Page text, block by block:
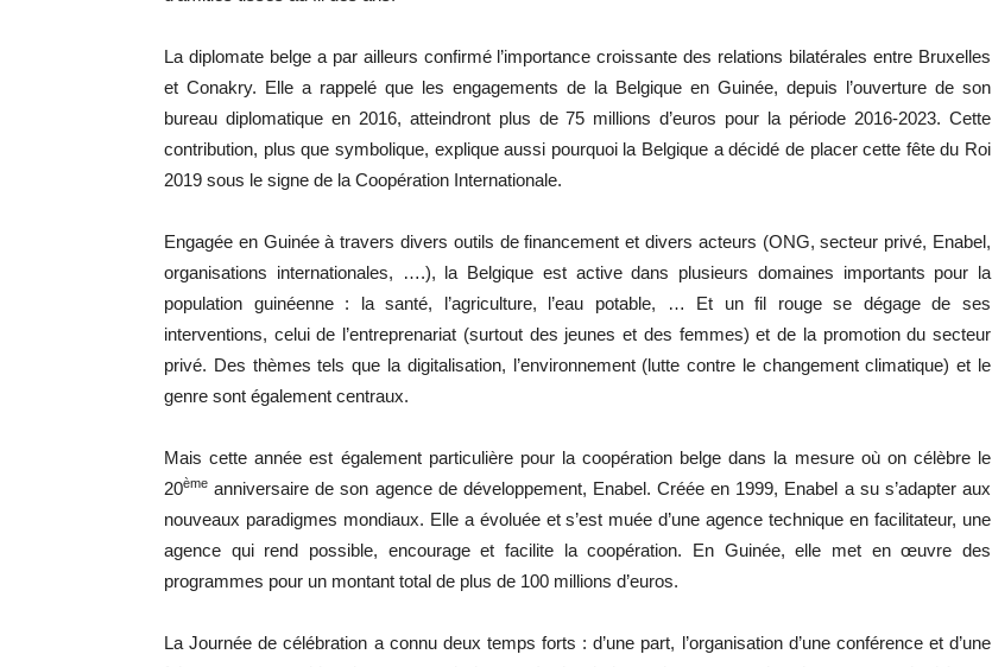
La diplomate belge a par ailleurs confirmé l’importance croissante des relations bilatérales entre Bruxelles
et Conakry. Elle a rappelé que les engagements de la Belgique en Guinée, depuis l’ouverture de son
bureau diplomatique en 2016, atteindront plus de 75 millions d’euros pour la période 2016-2023. Cette
contribution, plus que symbolique, explique aussi pourquoi la Belgique a décidé de placer cette fête du Roi
2019 sous le signe de la Coopération Internationale.
Engagée en Guinée à travers divers outils de financement et divers acteurs (ONG, secteur privé, Enabel,
organisations internationales, ….), la Belgique est active dans plusieurs domaines importants pour la
population guinéenne : la santé, l’agriculture, l’eau potable, … Et un fil rouge se dégage de ses
interventions, celui de l’entreprenariat (surtout des jeunes et des femmes) et de la promotion du secteur
privé. Des thèmes tels que la digitalisation, l’environnement (lutte contre le changement climatique) et le
genre sont également centraux.
Mais cette année est également particulière pour la coopération belge dans la mesure où on célèbre le
20ème anniversaire de son agence de développement, Enabel. Créée en 1999, Enabel a su s’adapter aux
nouveaux paradigmes mondiaux. Elle a évoluée et s’est muée d’une agence technique en facilitateur, une
agence qui rend possible, encourage et facilite la coopération. En Guinée, elle met en œuvre des
programmes pour un montant total de plus de 100 millions d’euros.
La Journée de célébration a connu deux temps forts : d’une part, l’organisation d’une conférence et d’une